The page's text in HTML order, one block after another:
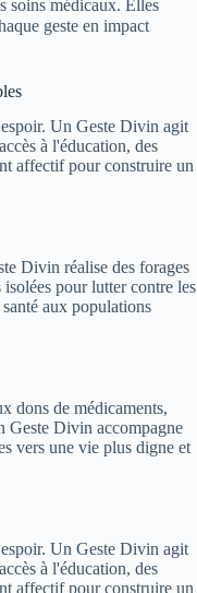
soins médicaux. Elles
geste en impact
Un Geste Divin agit
à l'éducation, des
affectif pour construire un
Divin réalise des forages
isolées pour lutter contre les
aux populations
dons de médicaments,
Geste Divin accompagne
vers une vie plus digne et
Un Geste Divin agit
à l'éducation, des
affectif pour construire un